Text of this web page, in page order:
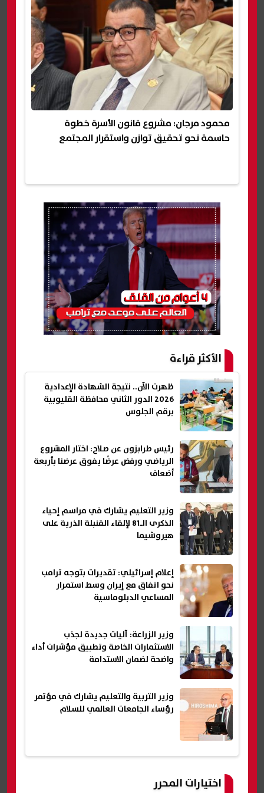
محمود مرجان: مشروع قانون الأسرة خطوة
حاسمة نحو تحقيق توازن واستقرار المجتمع
الأكثر قراءة
ظهرت الآن.. نتيجة الشهادة الإعدادية
2026 الدور الثاني محافظة القليوبية
برقم الجلوس
رئيس طرابزون عن صلاح: اختار المشروع
الرياضي ورفض عرضًا يفوق عرضنا بأربعة
أضعاف
وزير التعليم يشارك في مراسم إحياء
الذكرى الـ81 لإلقاء القنبلة الذرية على
هيروشيما
إعلام إسرائيلي: تقديرات بتوجه ترامب
نحو اتفاق مع إيران وسط استمرار
المساعي الدبلوماسية
وزير الزراعة: آليات جديدة لجذب
الاستثمارات الخاصة وتطبيق مؤشرات أداء
واضحة لضمان الاستدامة
وزير التربية والتعليم يشارك في مؤتمر
رؤساء الجامعات العالمي للسلام
اختيارات المحرر